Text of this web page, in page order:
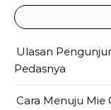
Ulasan
Pedasnya
Cara Menuju Mie
Link cepat ke